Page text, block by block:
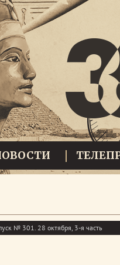
№ 301. 28 октября, 3-я часть